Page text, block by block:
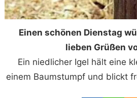
Einen schönen Dienstag
lieben Grüßen
Ein niedlicher Igel hält eine
einem Baumstumpf und blickt